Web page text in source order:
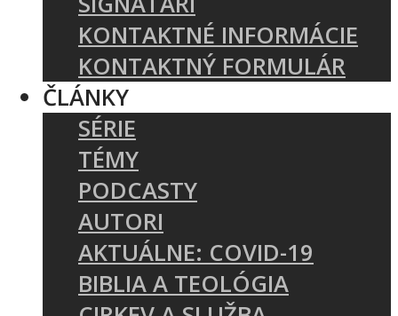
KONTAKTNÉ INFORMÁCIE
KONTAKTNÝ FORMULÁR
ČLÁNKY
SÉRIE
TÉMY
PODCASTY
AUTORI
AKTUÁLNE: COVID-19
BIBLIA A TEOLÓGIA